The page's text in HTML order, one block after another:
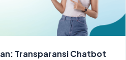
Transparansi Chatbot